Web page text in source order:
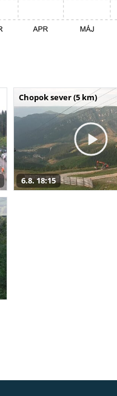
Chopok sever (5 km)
6.8. 18:15